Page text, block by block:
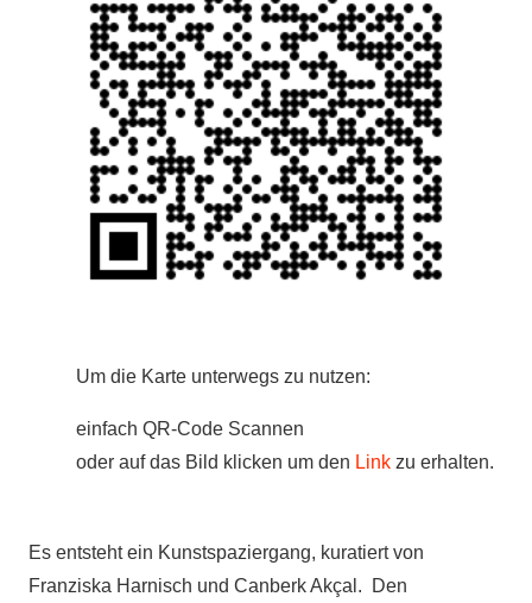
Um die Karte unterwegs zu nutzen:
einfach QR-Code Scannen
oder auf das Bild klicken um den Link zu erhalten.
Es entsteht ein Kunstspaziergang, kuratiert von
Franziska Harnisch und Canberk Akçal. Den